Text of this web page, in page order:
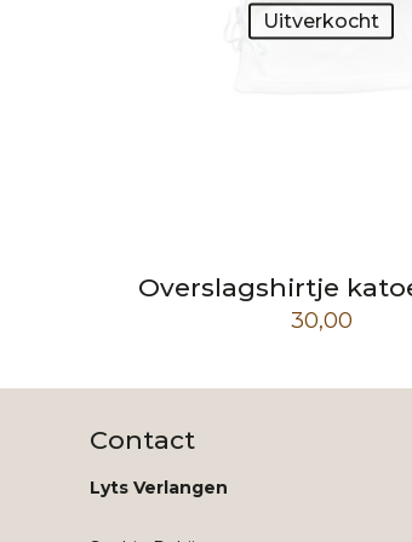
Uitverkocht
Overslagshirtje
30,00
Contact
Lyts Verlangen